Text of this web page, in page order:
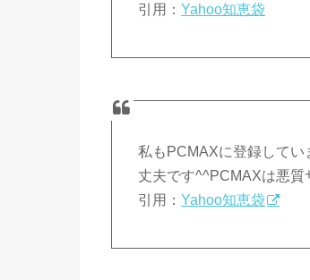
引用：Yahoo知恵袋
私もPCMAXに登録して
丈夫です^^PCMAXは悪
引用：Yahoo知恵袋